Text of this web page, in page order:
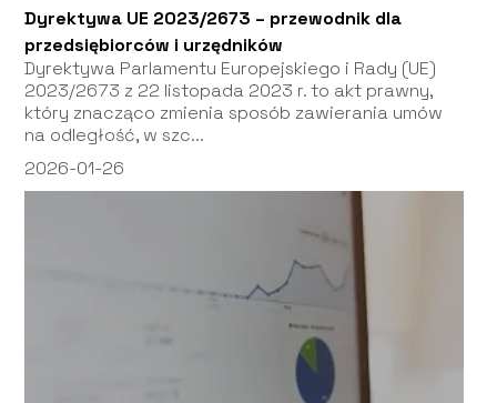
Dyrektywa UE 2023/2673 – przewodnik dla
przedsiębiorców i urzędników
Dyrektywa Parlamentu Europejskiego i Rady (UE)
2023/2673 z 22 listopada 2023 r. to akt prawny,
który znacząco zmienia sposób zawierania umów
na odległość, w szc...
2026-01-26